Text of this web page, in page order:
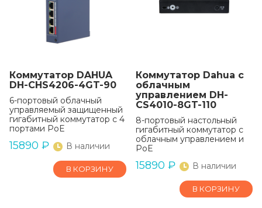
Коммутатор DAHUA
DH-CHS4206-4GT-90
6-портовый облачный
управляемый защищенный
гигабитный коммутатор с 4
портами PoE
15890 ₽ В наличии
В КОРЗИНУ
Коммутатор Dahua с
облачным
управлением DH-
CS4010-8GT-110
8-портовый настольный
гигабитный коммутатор с
облачным управлением и
PoE
15890 ₽ В наличии
В КОРЗИНУ